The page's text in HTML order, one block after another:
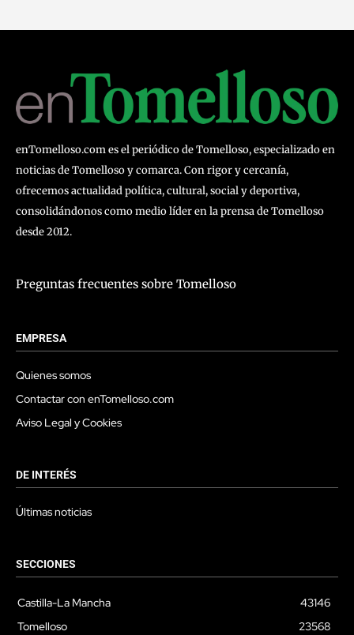
enTomelloso.com es el periódico de Tomelloso, especializado en
noticias de Tomelloso y comarca. Con rigor y cercanía,
ofrecemos actualidad política, cultural, social y deportiva,
consolidándonos como medio líder en la prensa de Tomelloso
desde 2012.
Preguntas frecuentes sobre Tomelloso
EMPRESA
Quienes somos
Contactar con enTomelloso.com
Aviso Legal y Cookies
DE INTERÉS
Últimas noticias
SECCIONES
Castilla-La Mancha
43146
Tomelloso
23568